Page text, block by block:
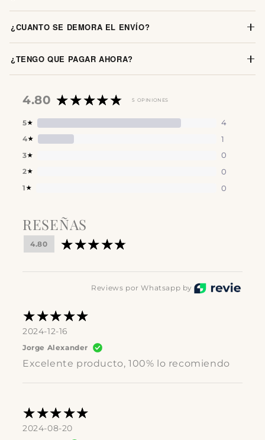
¿CUANTO SE DEMORA EL ENVÍO?
¿TENGO QUE PAGAR AHORA?
4.80 5 OPINIONES
5★ 4
4★ 1
3★ 0
2★ 0
1★ 0
RESEÑAS
4.80
Reviews por Whatsapp by
2024-12-16
Jorge Alexander
Excelente producto, 100% lo recomiendo
2024-08-20